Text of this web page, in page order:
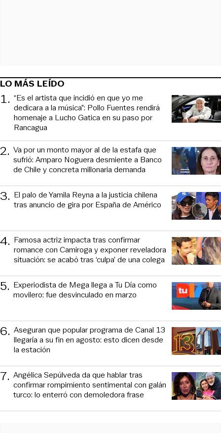
LO MÁS LEÍDO
1. “Es el artista que incidió en que yo me
dedicara a la música”: Pollo Fuentes rendirá
homenaje a Lucho Gatica en su paso por
Rancagua
2. Va por un monto mayor al de la estafa que
sufrió: Amparo Noguera desmiente a Banco
de Chile y concreta millonaria demanda
3. El palo de Yamila Reyna a la justicia chilena
tras anuncio de gira por España de Américo
4. Famosa actriz impacta tras confirmar
romance con Camiroga y exponer reveladora
situación: se acabó tras ‘culpa’ de una colega
5. Experiodista de Mega llega a Tu Día como
movilero: fue desvinculado en marzo
6. Aseguran que popular programa de Canal 13
llegaría a su fin en agosto: esto dicen desde
la estación
7. Angélica Sepúlveda da que hablar tras
confirmar rompimiento sentimental con galán
turco: lo enterró con demoledora frase